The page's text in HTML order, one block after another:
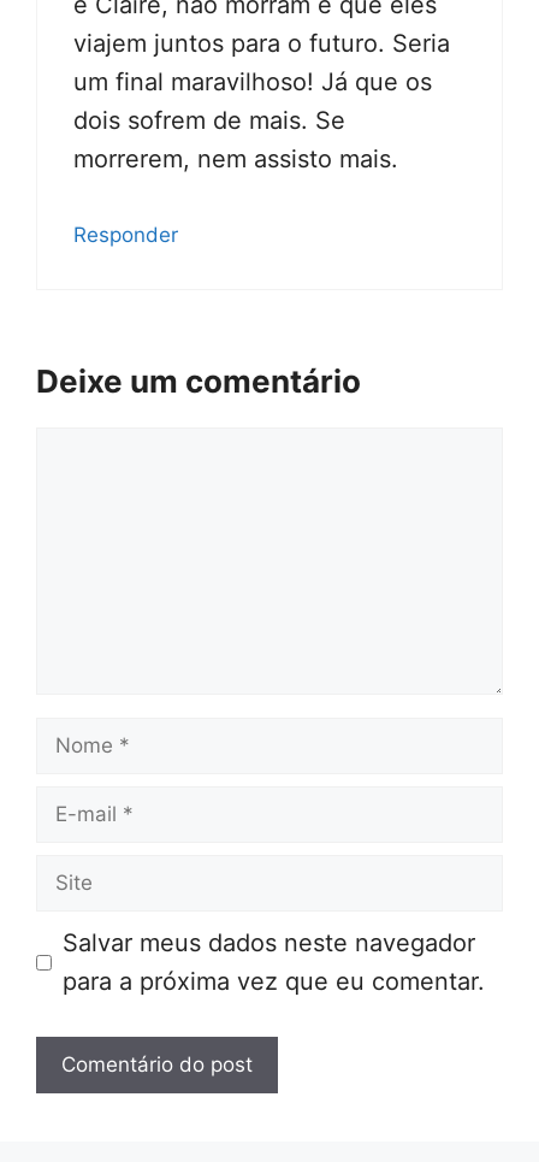
viajem juntos para o futuro. Seria
um final maravilhoso! Já que os
dois sofrem de mais. Se
morrerem, nem assisto mais.
Responder
Deixe um comentário
Nome
E-
Site
Salvar meus dados neste navegador
para a próxima vez que eu comentar.